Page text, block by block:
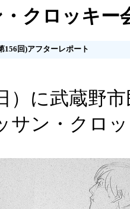
クロッキー
156回)アフターレポート
）に武蔵野
サン・クロ